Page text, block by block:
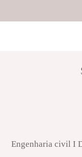
Engenharia civil I